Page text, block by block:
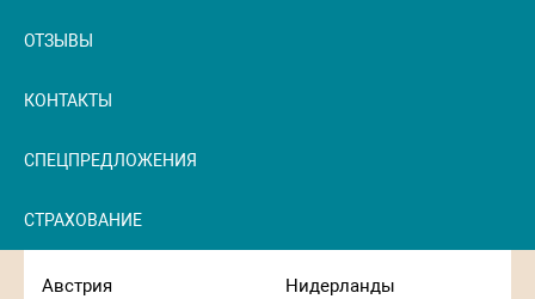
ОТЗЫВЫ
КОНТАКТЫ
СПЕЦПРЕДЛОЖЕНИЯ
СТРАХОВАНИЕ
Австрия
Нидерланды